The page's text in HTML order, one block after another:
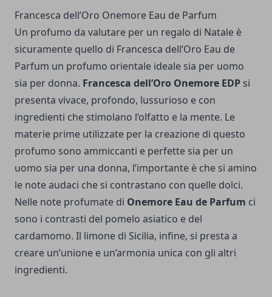
Francesca dell’Oro Onemore Eau de Parfum
Un profumo da valutare per un regalo di Natale è
sicuramente quello di Francesca dell’Oro Eau de
Parfum un profumo orientale ideale sia per uomo
sia per donna. Francesca dell’Oro Onemore EDP si
presenta vivace, profondo, lussurioso e con
ingredienti che stimolano l’olfatto e la mente. Le
materie prime utilizzate per la creazione di questo
profumo sono ammiccanti e perfette sia per un
uomo sia per una donna, l’importante è che si amino
le note audaci che si contrastano con quelle dolci.
Nelle note profumate di Onemore Eau de Parfum ci
sono i contrasti del pomelo asiatico e del
cardamomo. Il limone di Sicilia, infine, si presta a
creare un’unione e un’armonia unica con gli altri
ingredienti.